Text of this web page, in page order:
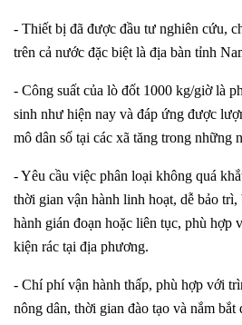
- Thiết bị đã được đầu tư nghiên cứu,
trên cả nước đặc biệt là địa bàn tỉnh
- Công suất của lò đốt 1000 kg/giờ là
sinh như hiện nay và đáp ứng được
mô dân số tại các xã tăng trong những
- Yêu cầu việc phân loại không quá
thời gian vận hành linh hoạt, dễ bảo
hành gián đoạn hoặc liên tục, phù hợp
kiện rác tại địa phương.
- Chí phí vận hành thấp, phù hợp với
nông dân, thời gian đào tạo và nắm